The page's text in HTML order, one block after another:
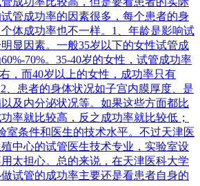
管成功率的因素很多，每个患者的身
体成功率也不一样。1、年龄是影响试
显因素。一般35岁以下的女性试管成
70%。35-40岁的女性，试管成功率
，而40岁以上的女性，成功率只有
2、患者的身体状况如子宫内膜厚度、是
及内分泌状况等。如果这些方面都比
率就比较高，反之成功率就比较低；
室条件和医生的技术水平。不过天津医
中心的试管医生技术专业，实验室设
太担心。总的来说，在天津医科大学
试管的成功率主要还是看患者自身的